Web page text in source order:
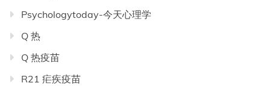
Psychologytoday-今天心理学
Q 热
Q 热疫苗
R21 疟疾疫苗